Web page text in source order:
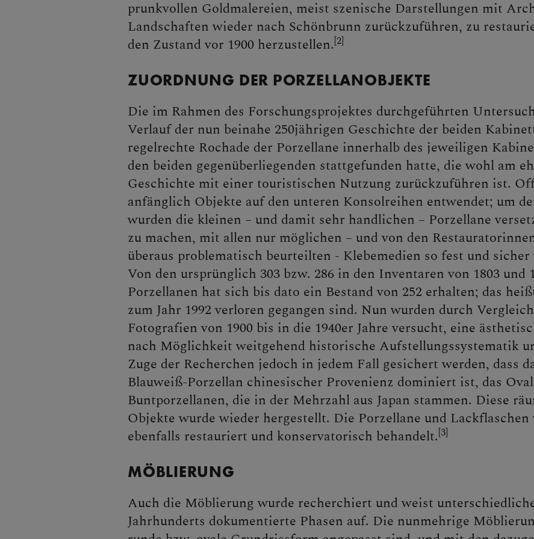
prunkvollen Goldmalereien, meist szenische Darstellungen mit
Landschaften wieder nach Schönbrunn zurückzuführen, zu
den Zustand vor 1900 herzustellen.[2]
ZUORDNUNG DER PORZELLANOBJEKTE
Die im Rahmen des Forschungsprojektes durchgeführten
Verlauf der nun beinahe 250jährigen Geschichte der beiden
regelrechte Rochade der Porzellane innerhalb des jeweiligen
den beiden gegenüberliegenden stattgefunden hatte, die wohl am
Geschichte mit einer touristischen Nutzung zurückzuführen ist.
anfänglich Objekte auf den unteren Konsolreihen entwendet; um
wurden die kleinen – und damit sehr handlichen – Porzellane
zu machen, mit allen nur möglichen – und von den
überaus problematisch beurteilten - Klebemedien so fest und
Von den ursprünglich 303 bzw. 286 in den Inventaren von 1803 und
Porzellanen hat sich bis dato ein Bestand von 252 erhalten; das
zum Jahr 1992 verloren gegangen sind. Nun wurden durch
Fotografien von 1900 bis in die 1940er Jahre versucht, eine
nach Möglichkeit weitgehend historische Aufstellungssystematik
Zuge der Recherchen jedoch in jedem Fall gesichert werden, dass
Blauweiß-Porzellan chinesischer Provenienz dominiert ist, das
Buntporzellanen, die in der Mehrzahl aus Japan stammen. Diese
Objekte wurde wieder hergestellt. Die Porzellane und
ebenfalls restauriert und konservatorisch behandelt.[3]
MÖBLIERUNG
Auch die Möblierung wurde recherchiert und weist
Jahrhunderts dokumentierte Phasen auf. Die nunmehrige